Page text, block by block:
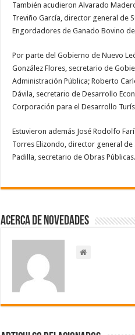
También acudieron Alvarado
Treviño García, director general de
Engordadores de Ganado Bovino
Por parte del Gobierno de Nuevo
González Flores, secretario de
Administración Pública; Roberto
Dávila, secretario de Desarrollo
Corporación para el Desarrollo
Estuvieron además José Rodolfo
Torres Elizondo, director general de
Padilla, secretario de Obras Públicas.
Acerca de NOVEDADES